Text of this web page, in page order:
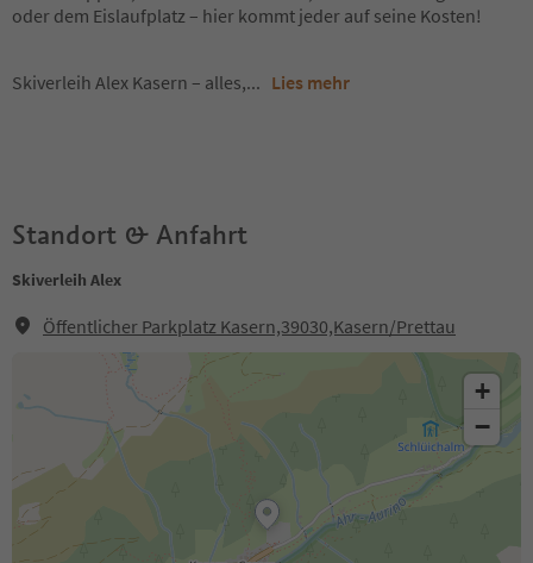
oder dem Eislaufplatz – hier kommt jeder auf seine Kosten!
Skiverleih Alex Kasern – alles,... Lies mehr
Standort & Anfahrt
Skiverleih Alex
Öffentlicher Parkplatz Kasern,39030,Kasern/Prettau
+
−